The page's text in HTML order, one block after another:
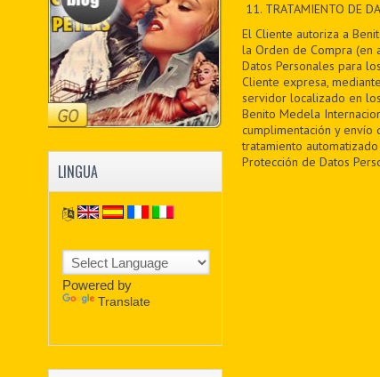
11. TRATAMIENTO DE
El Cliente autoriza a
la Orden de Compra (en
Datos Personales para
Cliente expresa,
servidor localizado en
Benito Medela
cumplimentación y envío
tratamiento
Protección de Datos
LINGUA
Powered by
Translate